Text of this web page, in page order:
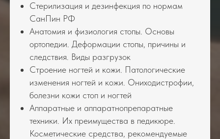
Cтерилизация и дезинфекция по нормам
СанПин РФ
Анатомия и физиология стопы. Основы
ортопедии. Деформации стопы, причины и
следствия. Виды разгрузок
Строение ногтей и кожи. Патологические
изменения ногтей и кожи. Ониходистрофии,
болезни кожи стоп и ногтей
Аппаратные и аппаратнопрепаратные
техники. Их преимущества в педикюре.
Косметические средства, рекомендуемые